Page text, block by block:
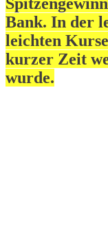
Bank. In der
leichten
kurzer Zeit
wurde.